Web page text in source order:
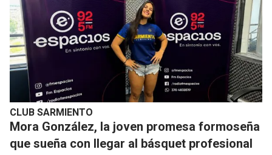
CLUB SARMIENTO
Mora González, la joven promesa formoseña
que sueña con llegar al básquet profesional